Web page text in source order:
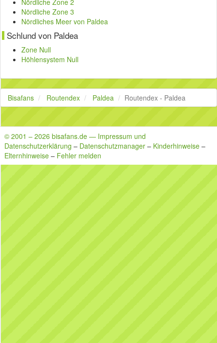
Nördliche Zone 2
Nördliche Zone 3
Nördliches Meer von Paldea
Schlund von Paldea
Zone Null
Höhlensystem Null
Bisafans Routendex Paldea Routendex - Paldea
© 2001 – 2026 bisafans.de — Impressum und
Datenschutzerklärung – Datenschutzmanager – Kinderhinweise –
Elternhinweise – Fehler melden